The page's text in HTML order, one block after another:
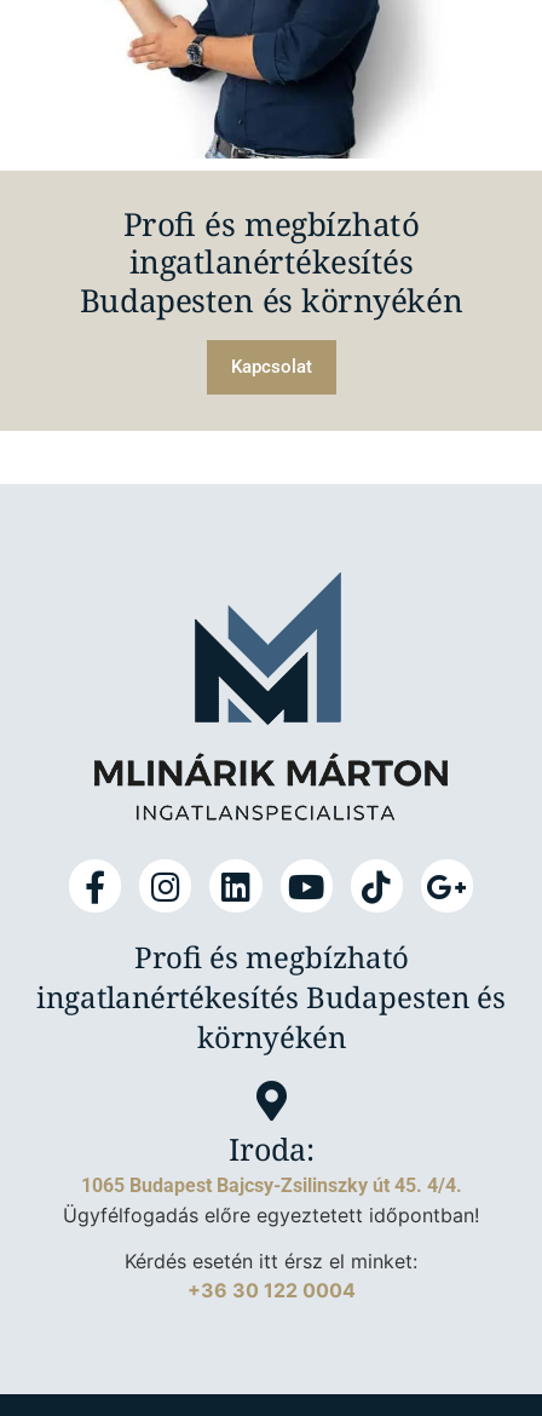
Profi és megbízható
ingatlanértékesítés
Budapesten és környékén
Kapcsolat
Profi és megbízható
ingatlanértékesítés Budapesten és
környékén
Iroda:
1065 Budapest Bajcsy-Zsilinszky út 45. 4/4.
Ügyfélfogadás előre egyeztetett időpontban!
Kérdés esetén itt érsz el minket:
+36 30 122 0004